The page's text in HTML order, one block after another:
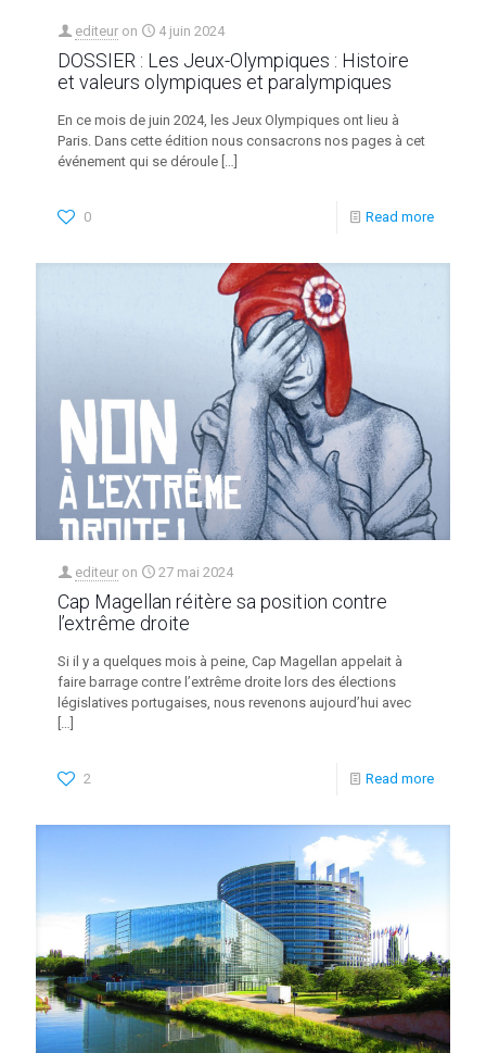
editeur on 4 juin 2024
DOSSIER : Les Jeux-Olympiques : Histoire
et valeurs olympiques et paralympiques
En ce mois de juin 2024, les Jeux Olympiques ont lieu à
Paris. Dans cette édition nous consacrons nos pages à cet
événement qui se déroule
0 Read more
editeur on 27 mai 2024
Cap Magellan réitère sa position contre
l’extrême droite
Si il y a quelques mois à peine, Cap Magellan appelait à
faire barrage contre l’extrême droite lors des élections
législatives portugaises, nous revenons aujourd’hui avec
[…]
2 Read more